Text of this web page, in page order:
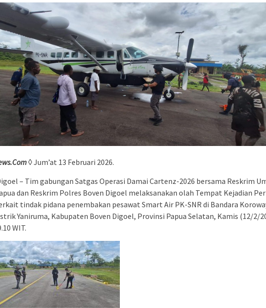
◊ Jum’at 13 Februari 2026.
– Tim gabungan Satgas Operasi Damai Cartenz-2026 bersama Reskrim
dan Reskrim Polres Boven Digoel melaksanakan olah Tempat Kejadian
tindak pidana penembakan pesawat Smart Air PK-SNR di Bandara
Yaniruma, Kabupaten Boven Digoel, Provinsi Papua Selatan, Kamis (12/2/
WIT.